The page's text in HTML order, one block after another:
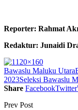
Reporter: Rahmat
Redaktur: Junaidi
Bawaslu Maluku Utara
2023Seleksi Bawaslu
Share FacebookTwitter
Prev Post